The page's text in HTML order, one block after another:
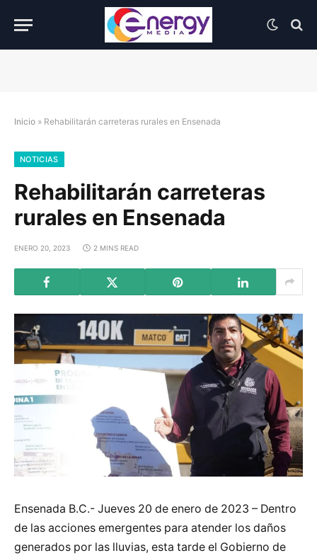
Inicio » Rehabilitarán carreteras rurales en Ensenada
NOTICIAS
Rehabilitarán carreteras
rurales en Ensenada
ENERO 20, 2023 2 MINS READ
Ensenada B.C.- Jueves 20 de enero de 2023 – Dentro
de las acciones emergentes para atender los daños
generados por las lluvias, esta tarde el Gobierno de